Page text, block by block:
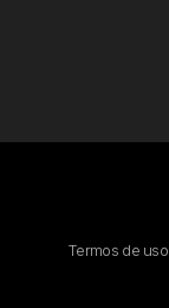
Termos de uso